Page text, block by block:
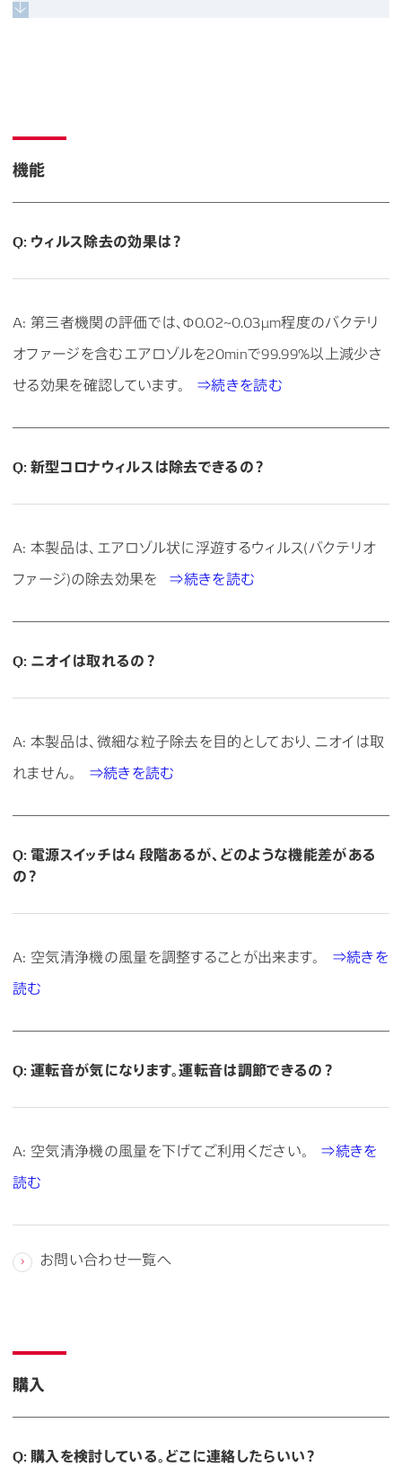
機能
Q: ウィルス除去の効果は？
A: 第三者機関の評価では、Φ0.02~0.03μm程度のバクテリ
オファージを含むエアロゾルを20minで99.99%以上減少さ
せる効果を確認しています。 ⇒続きを読む
Q: 新型コロナウィルスは除去できるの？
A: 本製品は、エアロゾル状に浮遊するウィルス(バクテリオ
ファージ)の除去効果を ⇒続きを読む
Q: ニオイは取れるの？
A: 本製品は、微細な粒子除去を目的としており、ニオイは取
れません。 ⇒続きを読む
Q: 電源スイッチは4 段階あるが、どのような機能差がある
の？
A: 空気清浄機の風量を調整することが出来ます。 ⇒続きを
読む
Q: 運転音が気になります。運転音は調節できるの？
A: 空気清浄機の風量を下げてご利用ください。 ⇒続きを
読む
お問い合わせ一覧へ
購入
Q: 購入を検討している。どこに連絡したらいい？